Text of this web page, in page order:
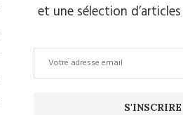
et une sélection